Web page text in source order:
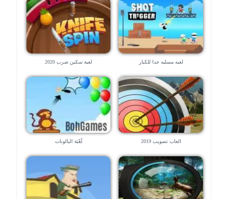
لعبه مسليه جدا للكبار لعبة سكين ضرب 2020
العاب تصويب 2019 لُعْبَة البالونات